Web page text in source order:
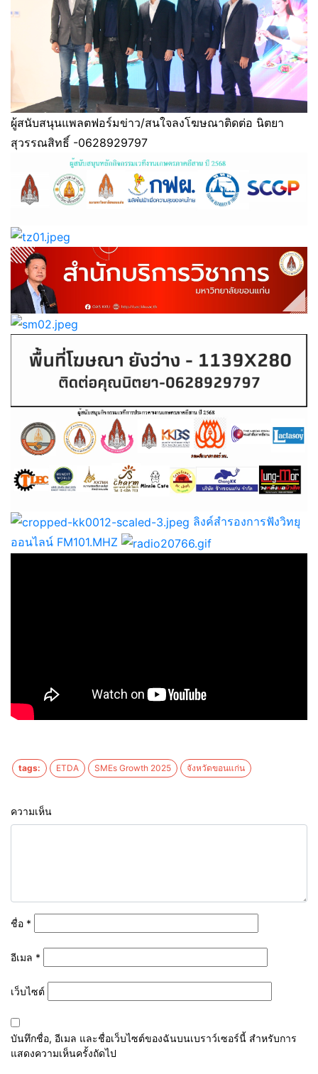
ผู้สนับสนุนแพลตฟอร์มข่าว/สนใจลงโฆษณาติดต่อ นิตยา
สุวรรณสิทธิ์ -0628929797
ลิงค์สำรองการฟังวิทยุ
ออนไลน์ FM101.MHZ
tags: ETDA SMEs Growth 2025 จังหวัดขอนแก่น
ความเห็น
ชื่อ *
อีเมล *
เว็บไซต์
บันทึกชื่อ, อีเมล และชื่อเว็บไซต์ของฉันบนเบราว์เซอร์นี้ สำหรับการ
แสดงความเห็นครั้งถัดไป